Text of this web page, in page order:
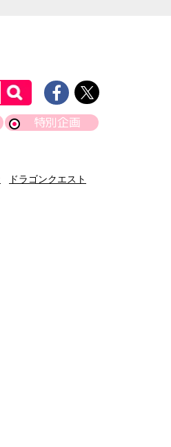
特別企画
ドラゴンクエスト